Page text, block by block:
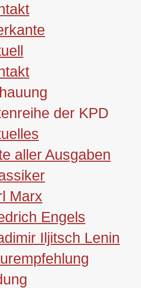
der KPD
aller Ausgaben
Marx
Engels
Iljitsch Lenin